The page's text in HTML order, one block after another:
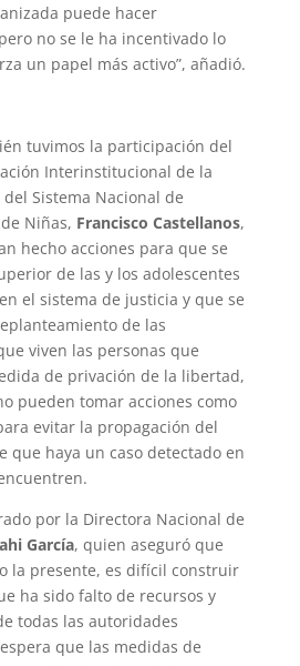
puede hacer
no se le ha incentivado lo
un papel más activo”, añadió.
tuvimos la participación del
Interinstitucional de la
Sistema Nacional de
Niñas, Francisco Castellanos,
hecho acciones para que se
de las y los adolescentes
el sistema de justicia y que se
de las
viven las personas que
de privación de la libertad,
pueden tomar acciones como
evitar la propagación del
que haya un caso detectado en
por la Directora Nacional de
García, quien aseguró que
la presente, es difícil construir
ha sido falto de recursos y
todas las autoridades
que las medidas de